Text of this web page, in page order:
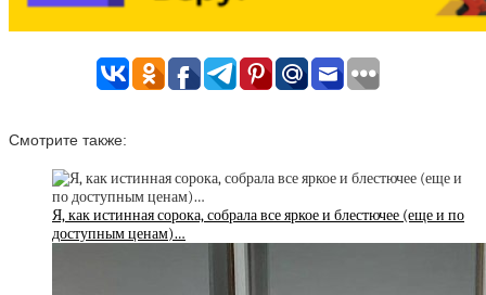
Смотрите также:
Я, как истинная сорока, собрала все яркое и блестючее (еще и по
доступным ценам)…